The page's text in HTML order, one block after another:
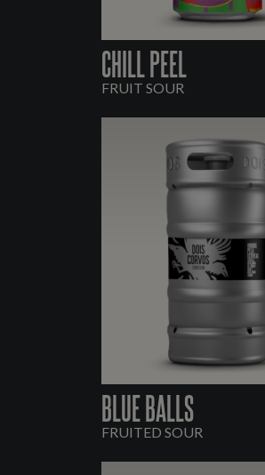
CHILL PEEL
FRUIT SOUR
BLUE BALLS
FRUITED SOUR